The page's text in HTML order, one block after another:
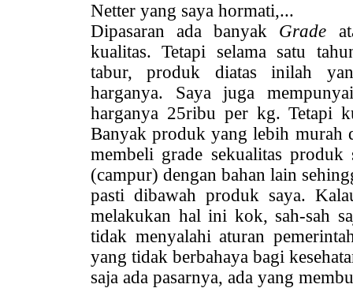
Netter yang saya hormati,...
Dipasaran ada banyak Grade
kualitas. Tetapi selama satu
tabur, produk diatas inilah
harganya. Saya juga
harganya 25ribu per kg. Tetapi
Banyak produk yang lebih murah
membeli grade sekualitas
(campur) dengan bahan lain
pasti dibawah produk saya.
melakukan hal ini kok, sah-sah
tidak menyalahi aturan
yang tidak berbahaya bagi
saja ada pasarnya, ada yang